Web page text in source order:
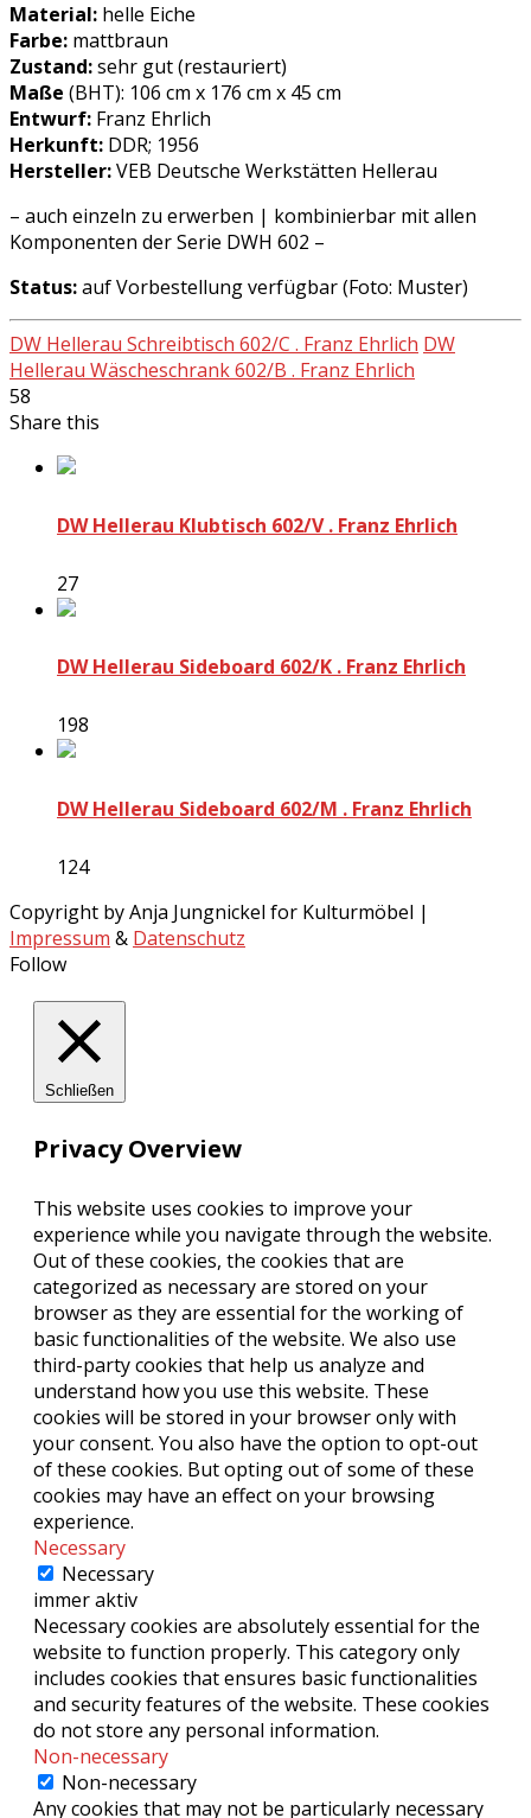
Material: helle Eiche
Farbe: mattbraun
Zustand:sehr gut (restauriert)
Maße (BHT): 106 cm x 176 cm x 45 cm
Entwurf: Franz Ehrlich
Herkunft: DDR; 1956
Hersteller:VEB Deutsche Werkstätten Hellerau
– auch einzeln zu erwerben | kombinierbar mit allen
Komponenten der Serie DWH 602 –
Status:auf Vorbestellung verfügbar (Foto: Muster)
DW Hellerau Schreibtisch 602/C . Franz Ehrlich DW
Hellerau Wäscheschrank 602/B . Franz Ehrlich
58
Share this
DW Hellerau Klubtisch 602/V . Franz Ehrlich
27
DW Hellerau Sideboard 602/K . Franz Ehrlich
198
DW Hellerau Sideboard 602/M . Franz Ehrlich
124
Copyright by Anja Jungnickel for Kulturmöbel |
Impressum & Datenschutz
Follow
Schließen
Privacy Overview
This website uses cookies to improve your
experience while you navigate through the website.
Out of these cookies, the cookies that are
categorized as necessary are stored on your
browser as they are essential for the working of
basic functionalities of the website. We also use
third-party cookies that help us analyze and
understand how you use this website. These
cookies will be stored in your browser only with
your consent. You also have the option to opt-out
of these cookies. But opting out of some of these
cookies may have an effect on your browsing
experience.
Necessary
Necessary
immer aktiv
Necessary cookies are absolutely essential for the
website to function properly. This category only
includes cookies that ensures basic functionalities
and security features of the website. These cookies
do not store any personal information.
Non-necessary
Non-necessary
Any cookies that may not be particularly necessary